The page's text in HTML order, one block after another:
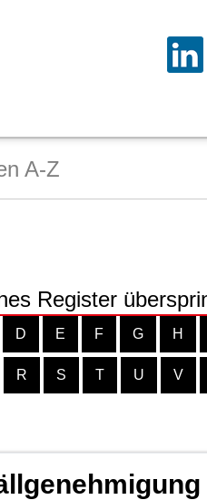
A-Z
Register
D E F G H
R S T U V